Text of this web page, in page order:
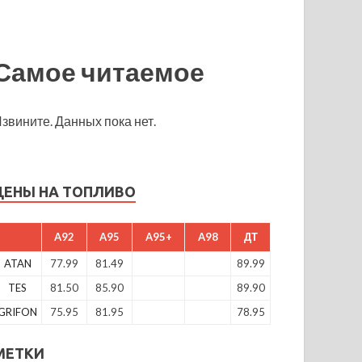
читаемое
Данных пока нет.
НА ТОПЛИВО
A92 A95 A95+ A98 ДТ
ATAN 77.99 81.49
89.99
TES
81.50 85.90
89.90
75.95 81.95 78.95